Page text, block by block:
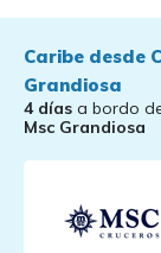
Caribe desde
Grandiosa
4 días a bordo
Msc Grandiosa